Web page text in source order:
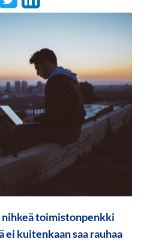
toimistonpenkki
kuitenkaan saa rauhaa